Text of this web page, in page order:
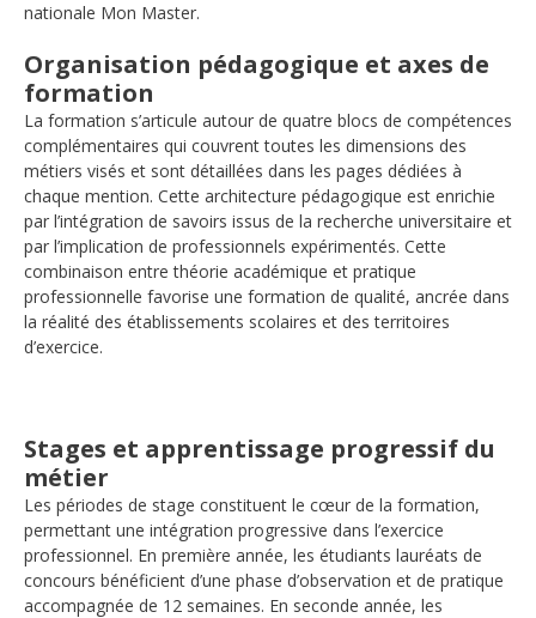
nationale Mon Master.
Organisation pédagogique et axes de
formation
La formation s’articule autour de quatre blocs de compétences
complémentaires qui couvrent toutes les dimensions des
métiers visés et sont détaillées dans les pages dédiées à
chaque mention. Cette architecture pédagogique est enrichie
par l’intégration de savoirs issus de la recherche universitaire et
par l’implication de professionnels expérimentés. Cette
combinaison entre théorie académique et pratique
professionnelle favorise une formation de qualité, ancrée dans
la réalité des établissements scolaires et des territoires
d’exercice.
Stages et apprentissage progressif du
métier
Les périodes de stage constituent le cœur de la formation,
permettant une intégration progressive dans l’exercice
professionnel. En première année, les étudiants lauréats de
concours bénéficient d’une phase d’observation et de pratique
accompagnée de 12 semaines. En seconde année, les